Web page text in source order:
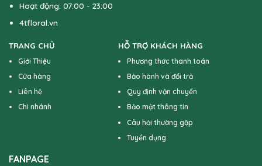
Hoạt động: 07:00 - 23:00
4tfloral.vn
TRANG CHỦ
Giới Thiệu
Cửa hàng
Liên hệ
Chi nhánh
HỖ TRỢ KHÁCH HÀNG
Phương thức thanh toán
Bảo hành và đổi trả
Quy định vận chuyển
Bảo mật thông tin
Câu hỏi thường gặp
Tuyển dụng
FANPAGE